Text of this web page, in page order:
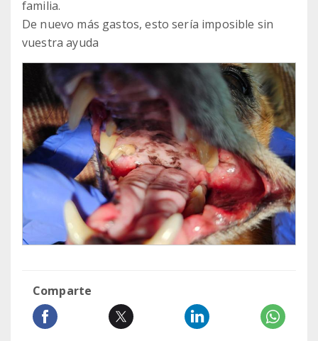
familia.
De nuevo más gastos, esto sería imposible sin
vuestra ayuda
Comparte